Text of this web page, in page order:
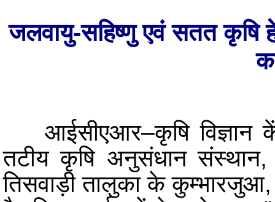
जलवायु-सहिष्णु एवं सतत कृषि
आईसीएआर–कृषि विज्ञान
तटीय कृषि अनुसंधान
तिसवाड़ी तालुका के कुम्भारजुआ,